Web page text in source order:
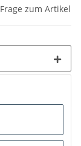
Frage zum Artikel